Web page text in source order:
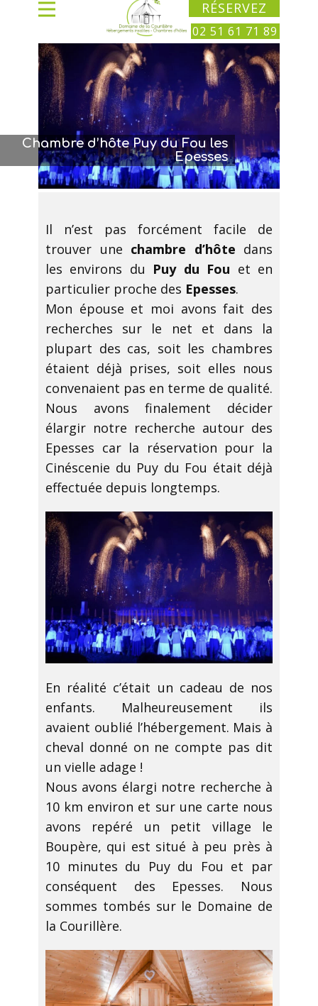
02 51 61 71 89
RÉSERVEZ
Chambre d’hôte Puy du Fou les
Epesses
Il n’est pas forcément facile de
trouver une chambre d’hôte dans
les environs du Puy du Fou et en
particulier proche des Epesses.
Mon épouse et moi avons fait des
recherches sur le net et dans la
plupart des cas, soit les chambres
étaient déjà prises, soit elles nous
convenaient pas en terme de qualité.
Nous avons finalement décider
élargir notre recherche autour des
Epesses car la réservation pour la
Cinéscenie du Puy du Fou était déjà
effectuée depuis longtemps.
En réalité c’était un cadeau de nos
enfants. Malheureusement ils
avaient oublié l’hébergement. Mais à
cheval donné on ne compte pas dit
un vielle adage !
Nous avons élargi notre recherche à
10 km environ et sur une carte nous
avons repéré un petit village le
Boupère, qui est situé à peu près à
10 minutes du Puy du Fou et par
conséquent des Epesses. Nous
sommes tombés sur le Domaine de
la Courillère.